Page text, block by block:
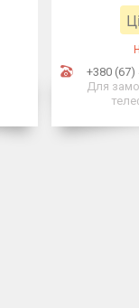
+380 (67)
Для